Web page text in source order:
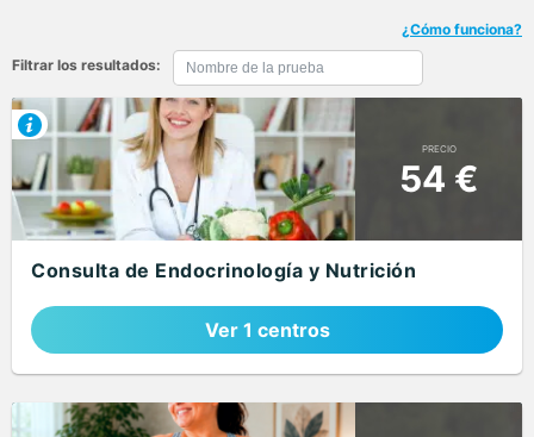
¿Cómo funciona?
Filtrar los resultados:
PRECIO
54 €
Consulta de Endocrinología y Nutrición
Ver 1 centros